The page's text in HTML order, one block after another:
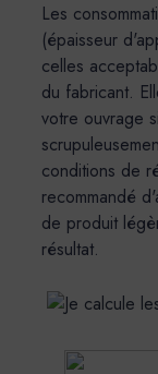
Les
(épaisseur
celles
du fabricant.
votre ouvrage
conditions de
recommandé
de produit
résultat.